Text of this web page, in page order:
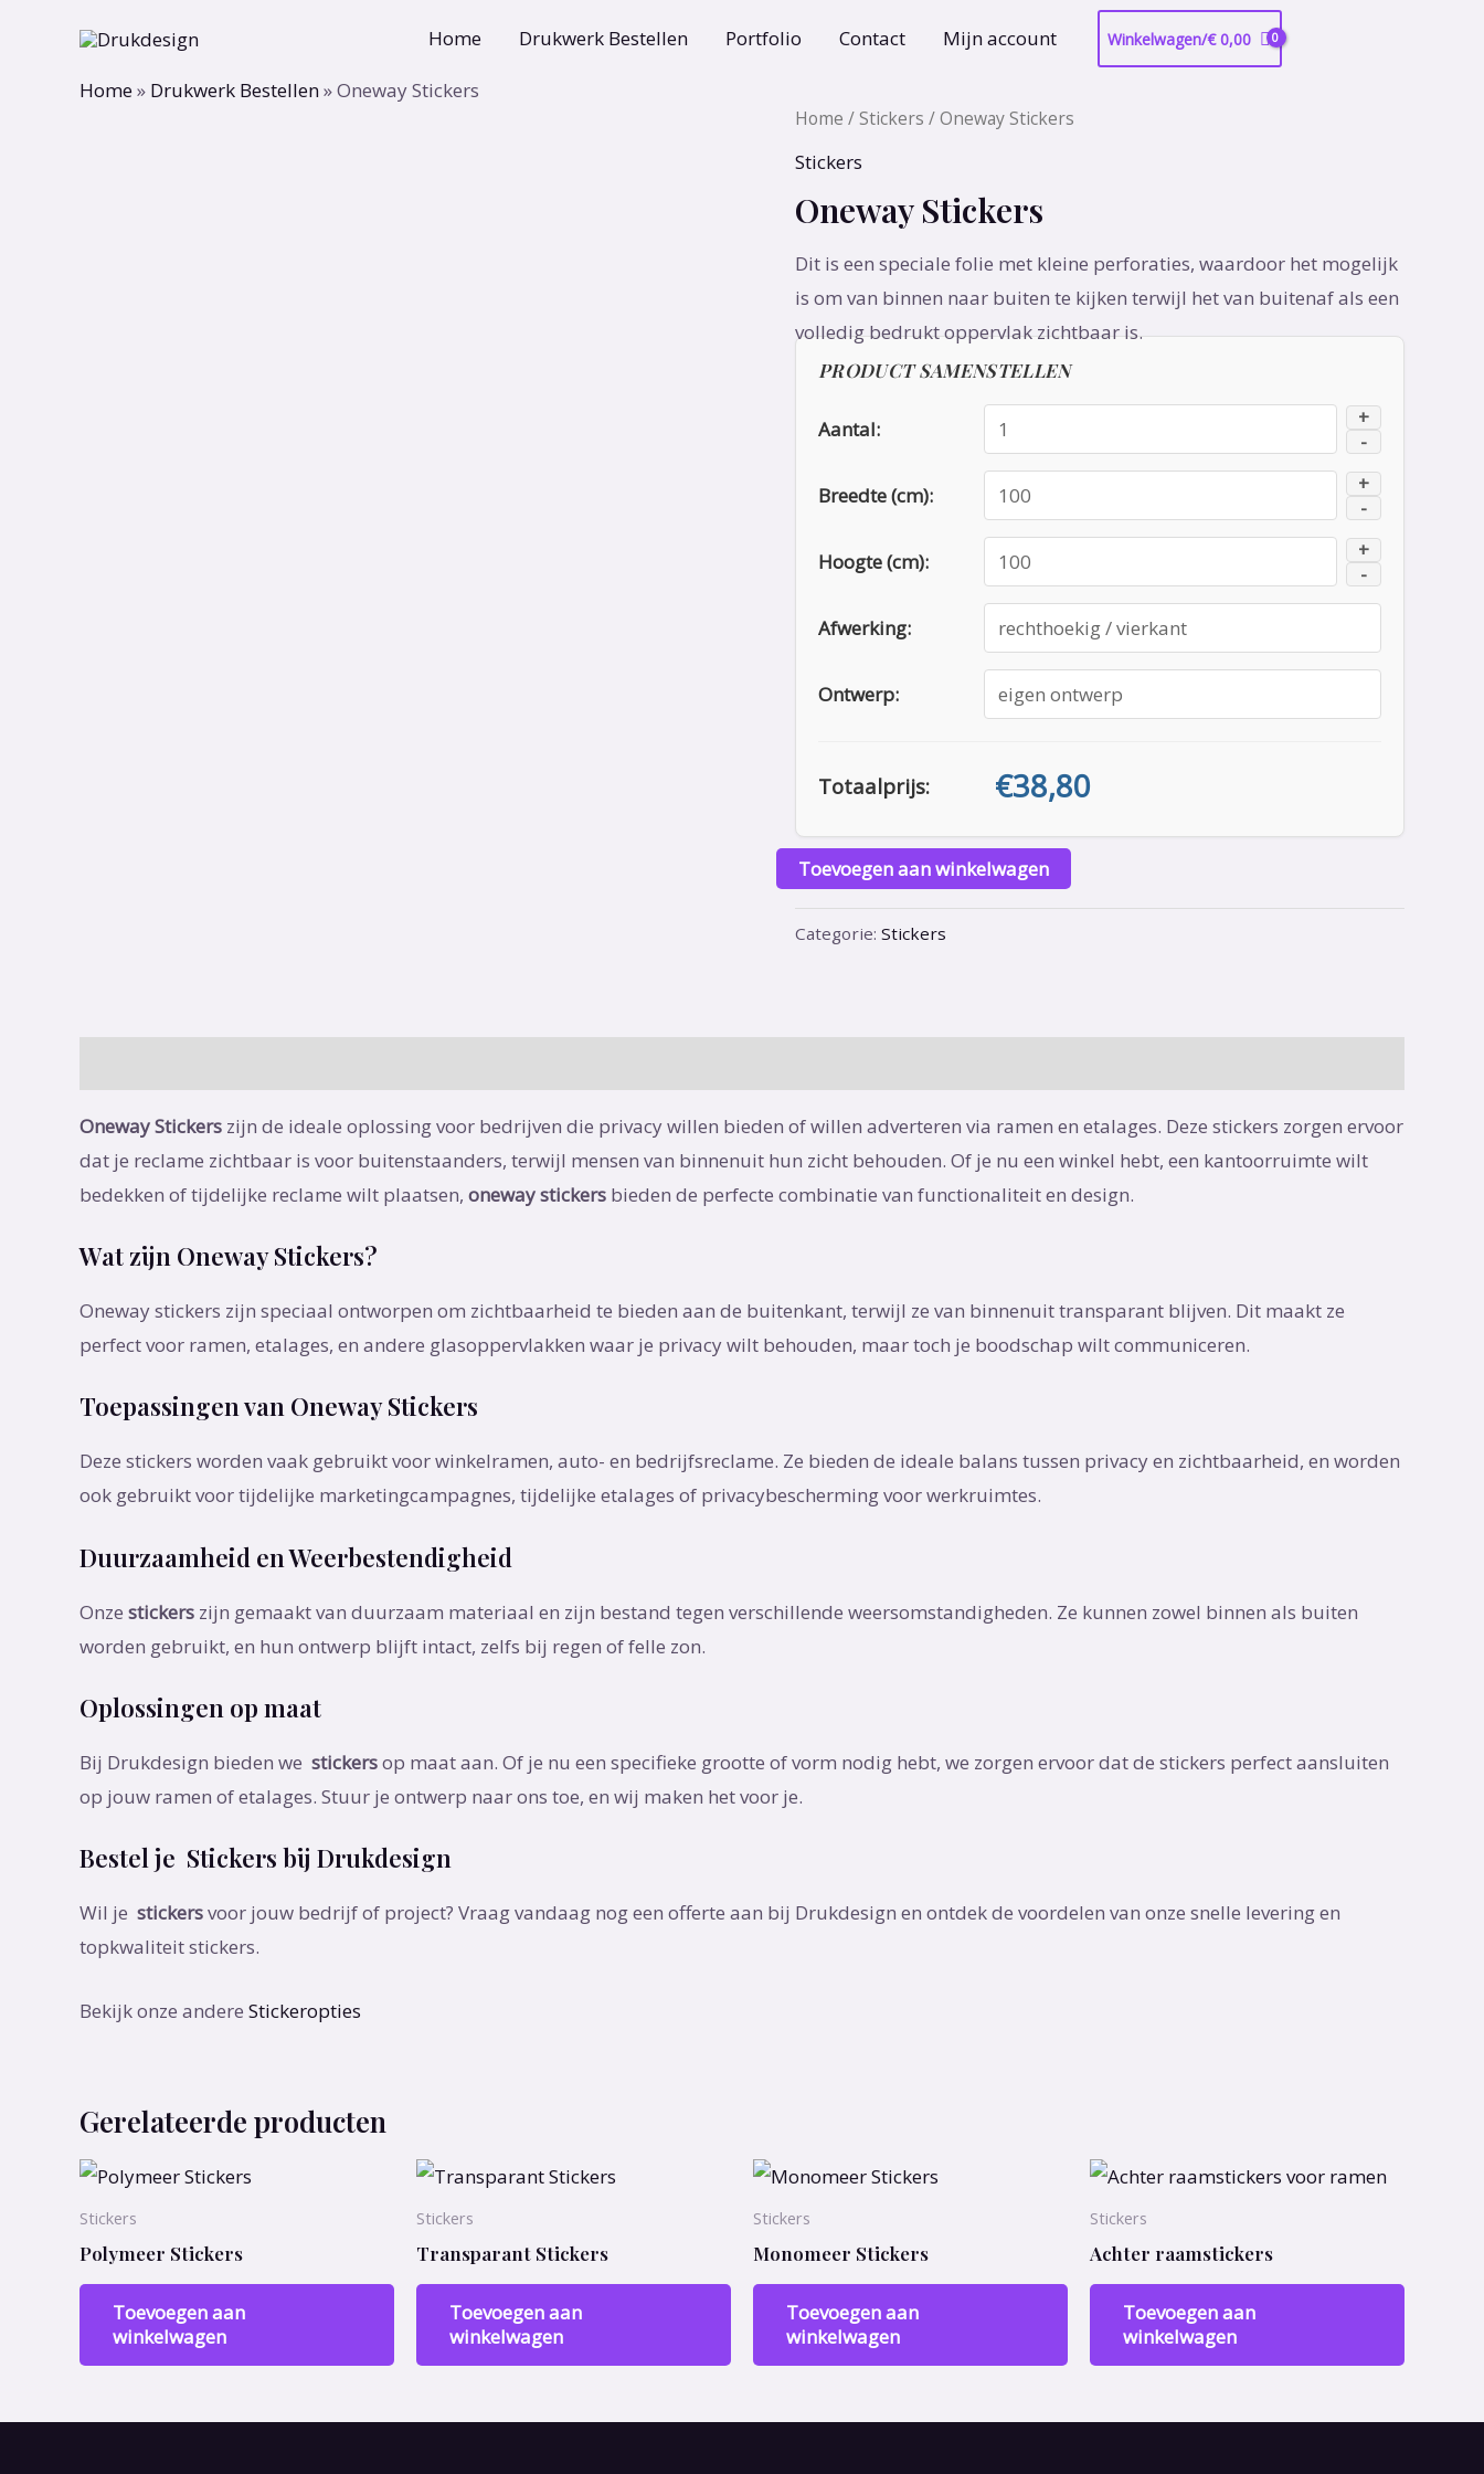
Home Drukwerk Bestellen Portfolio Contact Mijn account Winkelwagen/€0,00
Home» Drukwerk Bestellen»Oneway Stickers
Home /Stickers / Oneway Stickers
Stickers
Oneway Stickers
Dit is een speciale folie met kleine perforaties, waardoor het mogelijk
is om van binnen naar buiten te kijken terwijl het van buitenaf als een
volledig bedrukt oppervlak zichtbaar is.
PRODUCT SAMENSTELLEN
Aantal:
+
-
Breedte (cm):
+
-
Hoogte (cm):
+
-
Afwerking:
Ontwerp:
Totaalprijs: €38,80
Toevoegen aan winkelwagen
Categorie: Stickers
Oneway Stickers zijn de ideale oplossing voor bedrijven die privacy willen bieden of willen adverteren via ramen en etalages. Deze stickers zorgen ervoor
dat je reclame zichtbaar is voor buitenstaanders, terwijl mensen van binnenuit hun zicht behouden. Of je nu een winkel hebt, een kantoorruimte wilt
bedekken of tijdelijke reclame wilt plaatsen, oneway stickers bieden de perfecte combinatie van functionaliteit en design.
Wat zijn Oneway Stickers?
Oneway stickers zijn speciaal ontworpen om zichtbaarheid te bieden aan de buitenkant, terwijl ze van binnenuit transparant blijven. Dit maakt ze
perfect voor ramen, etalages, en andere glasoppervlakken waar je privacy wilt behouden, maar toch je boodschap wilt communiceren.
Toepassingen van Oneway Stickers
Deze stickers worden vaak gebruikt voor winkelramen, auto- en bedrijfsreclame. Ze bieden de ideale balans tussen privacy en zichtbaarheid, en worden
ook gebruikt voor tijdelijke marketingcampagnes, tijdelijke etalages of privacybescherming voor werkruimtes.
Duurzaamheid en Weerbestendigheid
Onze stickers zijn gemaakt van duurzaam materiaal en zijn bestand tegen verschillende weersomstandigheden. Ze kunnen zowel binnen als buiten
worden gebruikt, en hun ontwerp blijft intact, zelfs bij regen of felle zon.
Oplossingen op maat
Bij Drukdesign bieden we stickersop maat aan. Of je nu een specifieke grootte of vorm nodig hebt, we zorgen ervoor dat de stickers perfect aansluiten
op jouw ramen of etalages. Stuur je ontwerp naar ons toe, en wij maken het voor je.
Bestel je Stickers bij Drukdesign
Wil je stickersvoor jouw bedrijf of project? Vraag vandaag nog een offerte aan bij Drukdesign en ontdek de voordelen van onze snelle levering en
topkwaliteit stickers.
Bekijk onze andere Stickeropties
Gerelateerde producten
Stickers
Polymeer Stickers
Toevoegen aan
winkelwagen
Stickers
Transparant Stickers
Toevoegen aan
winkelwagen
Stickers
Monomeer Stickers
Toevoegen aan
winkelwagen
Stickers
Achter raamstickers
Toevoegen aan
winkelwagen